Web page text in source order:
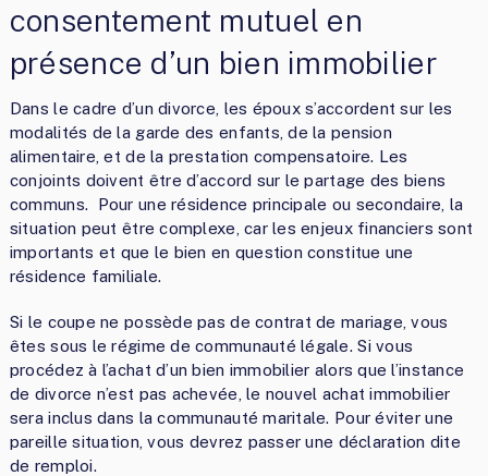
consentement mutuel en
présence d’un bien immobilier
Dans le cadre d’un divorce, les époux s’accordent sur les
modalités de la garde des enfants, de la pension
alimentaire, et de la prestation compensatoire. Les
conjoints doivent être d’accord sur le partage des biens
communs. Pour une résidence principale ou secondaire, la
situation peut être complexe, car les enjeux financiers sont
importants et que le bien en question constitue une
résidence familiale.
Si le coupe ne possède pas de contrat de mariage, vous
êtes sous le régime de communauté légale. Si vous
procédez à l’achat d’un bien immobilier alors que l’instance
de divorce n’est pas achevée, le nouvel achat immobilier
sera inclus dans la communauté maritale. Pour éviter une
pareille situation, vous devrez passer une déclaration dite
de remploi.